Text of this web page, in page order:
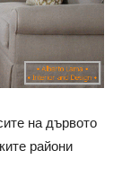
на дървото
райони